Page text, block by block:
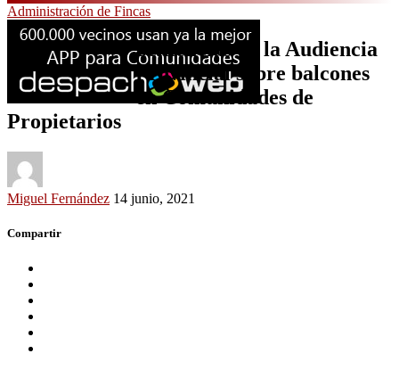
Administración de Fincas
Sentencias de la Audiencia
Provincial sobre balcones
en Comunidades de
Propietarios
Miguel Fernández 14 junio, 2021
Compartir